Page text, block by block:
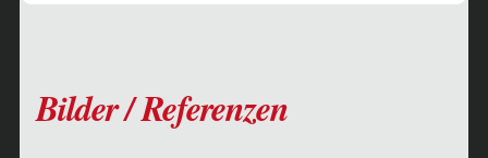
Bilder / Referenzen